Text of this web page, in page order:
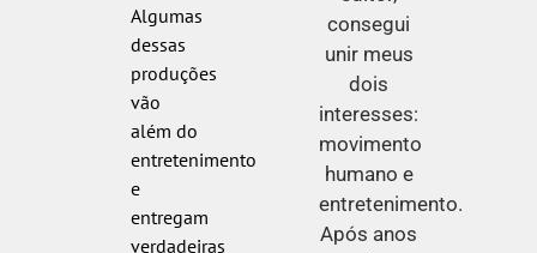
Algumas
dessas
produções
vão
além do
entretenimento
e
entregam
verdadeiras
consegui
unir meus
dois
interesses:
movimento
humano e
entretenimento.
Após anos